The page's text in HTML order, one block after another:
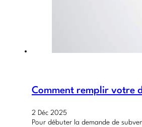
Comment remplir votre
2 Déc 2025
Pour débuter la demande de